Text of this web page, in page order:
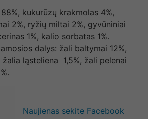
kukurūzų krakmolas 4%,
2%, ryžių miltai 2%, gyvūniniai
1%, kalio sorbatas 1%.
dalys: žali baltymai 12%,
ląsteliena 1,5%, žali pelenai
Naujienas sekite Facebook